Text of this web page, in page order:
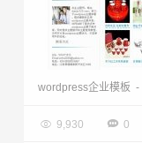
wordpress模板:
wordpress企业模板 -
 9,930  0